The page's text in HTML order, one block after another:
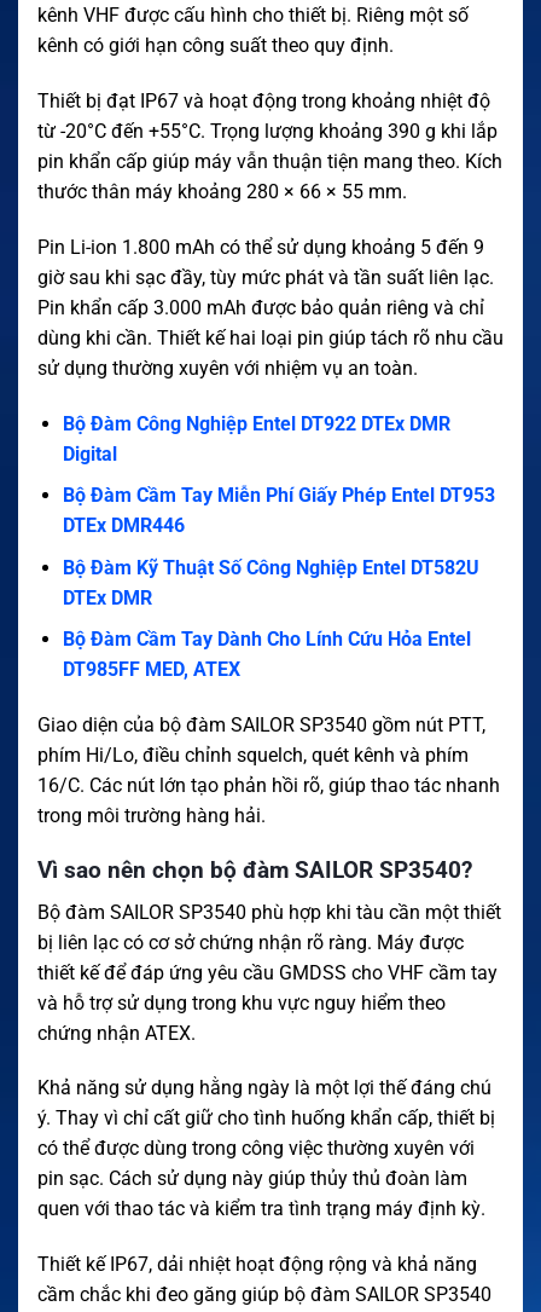
kênh VHF được cấu hình cho thiết bị. Riêng một số
kênh có giới hạn công suất theo quy định.
Thiết bị đạt IP67 và hoạt động trong khoảng nhiệt độ
từ -20°C đến +55°C. Trọng lượng khoảng 390 g khi lắp
pin khẩn cấp giúp máy vẫn thuận tiện mang theo. Kích
thước thân máy khoảng 280 × 66 × 55 mm.
Pin Li-ion 1.800 mAh có thể sử dụng khoảng 5 đến 9
giờ sau khi sạc đầy, tùy mức phát và tần suất liên lạc.
Pin khẩn cấp 3.000 mAh được bảo quản riêng và chỉ
dùng khi cần. Thiết kế hai loại pin giúp tách rõ nhu cầu
sử dụng thường xuyên với nhiệm vụ an toàn.
Bộ Đàm Công Nghiệp Entel DT922 DTEx DMR
Digital
Bộ Đàm Cầm Tay Miễn Phí Giấy Phép Entel DT953
DTEx DMR446
Bộ Đàm Kỹ Thuật Số Công Nghiệp Entel DT582U
DTEx DMR
Bộ Đàm Cầm Tay Dành Cho Lính Cứu Hỏa Entel
DT985FF MED, ATEX
Giao diện của bộ đàm SAILOR SP3540 gồm nút PTT,
phím Hi/Lo, điều chỉnh squelch, quét kênh và phím
16/C. Các nút lớn tạo phản hồi rõ, giúp thao tác nhanh
trong môi trường hàng hải.
Vì sao nên chọn bộ đàm SAILOR SP3540?
Bộ đàm SAILOR SP3540 phù hợp khi tàu cần một thiết
bị liên lạc có cơ sở chứng nhận rõ ràng. Máy được
thiết kế để đáp ứng yêu cầu GMDSS cho VHF cầm tay
và hỗ trợ sử dụng trong khu vực nguy hiểm theo
chứng nhận ATEX.
Khả năng sử dụng hằng ngày là một lợi thế đáng chú
ý. Thay vì chỉ cất giữ cho tình huống khẩn cấp, thiết bị
có thể được dùng trong công việc thường xuyên với
pin sạc. Cách sử dụng này giúp thủy thủ đoàn làm
quen với thao tác và kiểm tra tình trạng máy định kỳ.
Thiết kế IP67, dải nhiệt hoạt động rộng và khả năng
cầm chắc khi đeo găng giúp bộ đàm SAILOR SP3540